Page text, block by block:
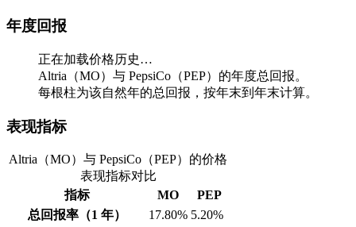
年度回报
正在加载价格历史…
Altria（MO）与 PepsiCo（PEP）的年度总回报。
每根柱为该自然年的总回报，按年末到年末计算。
表现指标
Altria（MO）与 PepsiCo（PEP）的价格
表现指标对比
指标
MO
PEP
总回报率（1 年）
17.80% 5.20%